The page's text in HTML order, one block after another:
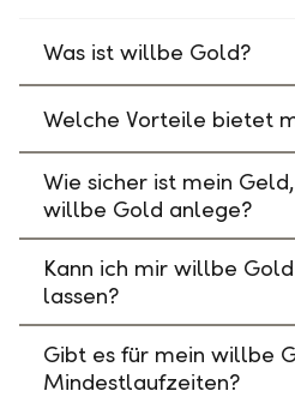
Was ist willbe Gold?
Welche Vorteile bietet
Wie sicher ist mein
willbe Gold anlege?
Kann ich mir willbe
lassen?
Gibt es für mein willbe
Mindestlaufzeiten?